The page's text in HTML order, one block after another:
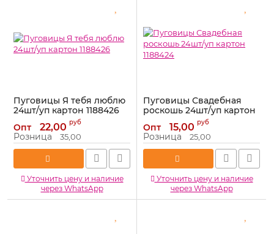
Пуговицы Я тебя люблю
24шт/уп картон 1188426
Артикул: 1188426
Опт 22,00 руб
Розница 35,00
Уточнить цену и наличие
через WhatsApp
Пуговицы Свадебная
роскошь 24шт/уп картон
Артикул: 1188424
Опт 15,00 руб
Розница 25,00
Уточнить цену и наличие
через WhatsApp